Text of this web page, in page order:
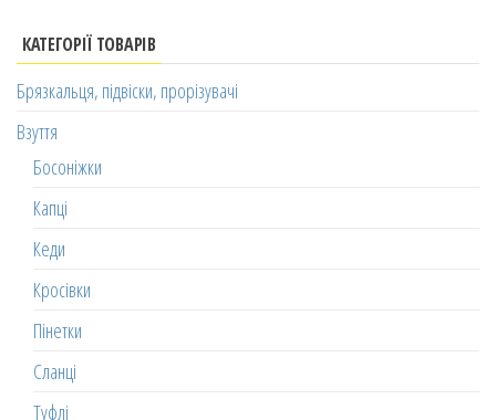
КАТЕГОРІЇ ТОВАРІВ
Брязкальця, підвіски, прорізувачі
Взуття
Босоніжки
Капці
Кеди
Кросівки
Пінетки
Сланці
Туфлі